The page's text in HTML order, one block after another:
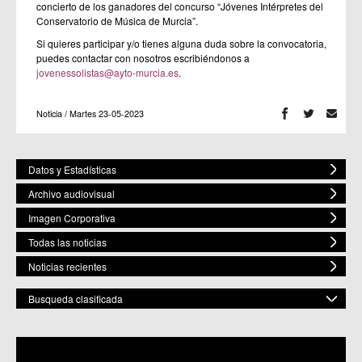
concierto de los ganadores del concurso “Jóvenes Intérpretes del
Conservatorio de Música de Murcia”.
Si quieres participar y/o tienes alguna duda sobre la convocatoria,
puedes contactar con nosotros escribiéndonos a
jovenessolistas@ayto-murcia.es.
Noticia / Martes 23-05-2023
Datos y Estadísticas
Archivo audiovisual
Imagen Corporativa
Todas las noticias
Noticias recientes
Busqueda clasificada